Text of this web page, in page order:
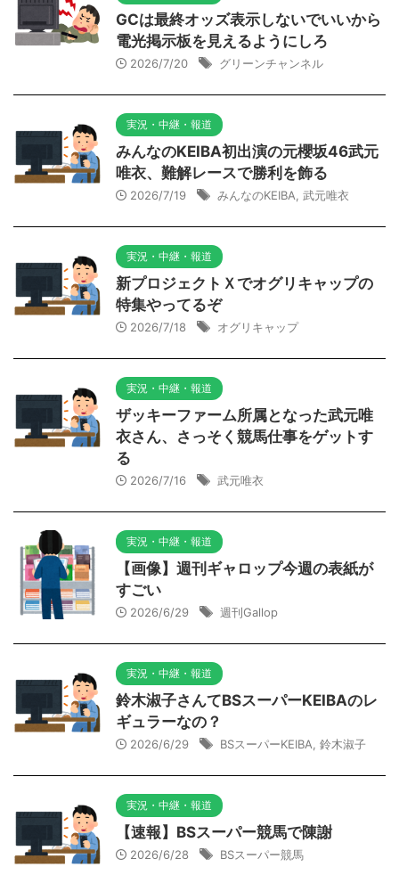
GCは最終オッズ表示しないでいいから
電光掲示板を見えるようにしろ
2026/7/20 グリーンチャンネル
実況・中継・報道
みんなのKEIBA初出演の元櫻坂46武元
唯衣、難解レースで勝利を飾る
2026/7/19 みんなのKEIBA 武元唯衣
実況・中継・報道
新プロジェクトＸでオグリキャップの
特集やってるぞ
2026/7/18 オグリキャップ
実況・中継・報道
ザッキーファーム所属となった武元唯
衣さん、さっそく競馬仕事をゲットす
る
2026/7/16 武元唯衣
実況・中継・報道
【画像】週刊ギャロップ今週の表紙が
すごい
2026/6/29 週刊Gallop
実況・中継・報道
鈴木淑子さんてBSスーパーKEIBAのレ
ギュラーなの？
2026/6/29 BSスーパーKEIBA 鈴木淑子
実況・中継・報道
【速報】BSスーパー競馬で陳謝
2026/6/28 BSスーパー競馬